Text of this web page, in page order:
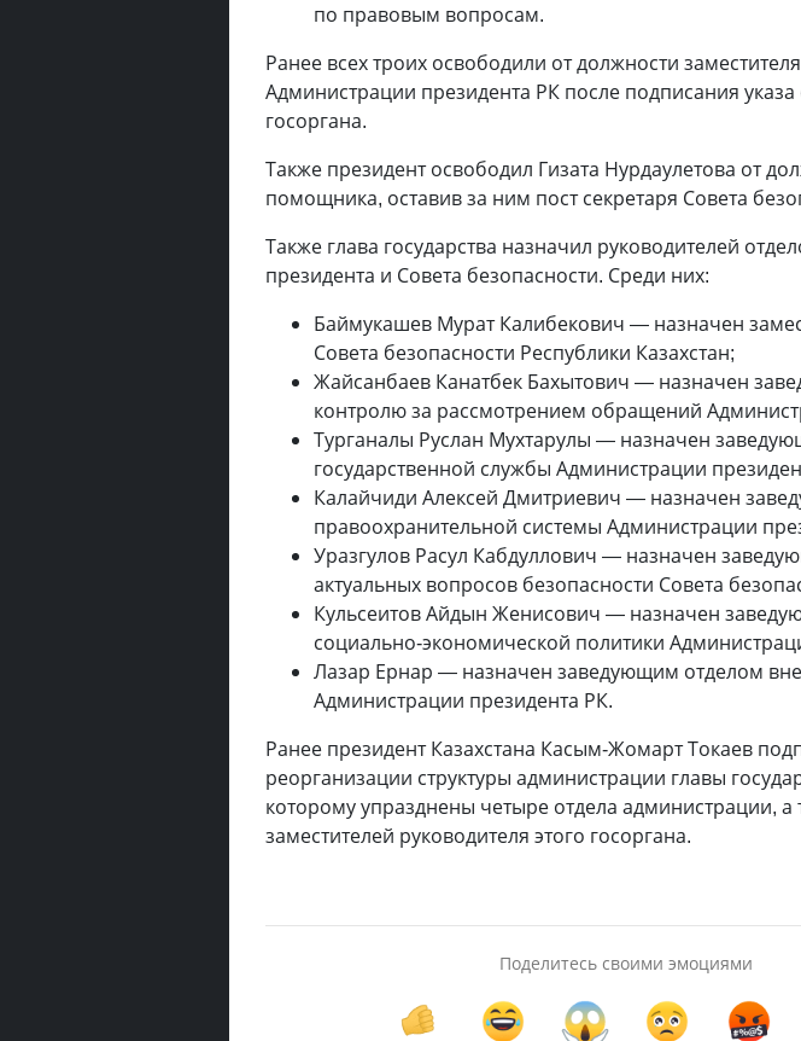
по правовым вопросам.
Ранее всех троих освободили от должности
Администрации президента РК после подписания
госоргана.
Также президент освободил Гизата Нурдаулетова от
помощника, оставив за ним пост секретаря Совета
Также глава государства назначил руководителей
президента и Совета безопасности. Среди них:
Баймукашев Мурат Калибекович — назначен
Совета безопасности Республики Казахстан;
Жайсанбаев Канатбек Бахытович — назначен
контролю за рассмотрением обращений
Турганалы Руслан Мухтарулы — назначен
государственной службы Администрации
Калайчиди Алексей Дмитриевич — назначен
правоохранительной системы Администрации
Уразгулов Расул Кабдуллович — назначен
актуальных вопросов безопасности Совета
Кульсеитов Айдын Женисович — назначен
социально-экономической политики
Лазар Ернар — назначен заведующим отделом
Администрации президента РК.
Ранее президент Казахстана Касым-Жомарт Токаев
реорганизации структуры администрации главы
которому упразднены четыре отдела администрации, а
заместителей руководителя этого госоргана.
Поделитесь своими эмоциями